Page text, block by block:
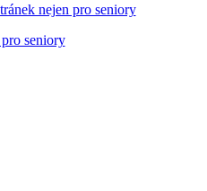
nejen pro seniory